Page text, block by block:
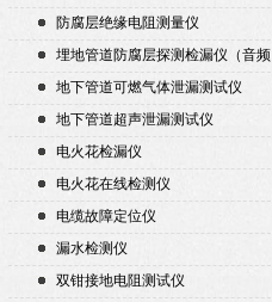
防腐层绝缘电阻测量仪
埋地管道防腐层探测检漏仪（音频
检漏仪）
地下管道可燃气体泄漏测试仪
地下管道超声泄漏测试仪
电火花检漏仪
电火花在线检测仪
电缆故障定位仪
漏水检测仪
双钳接地电阻测试仪